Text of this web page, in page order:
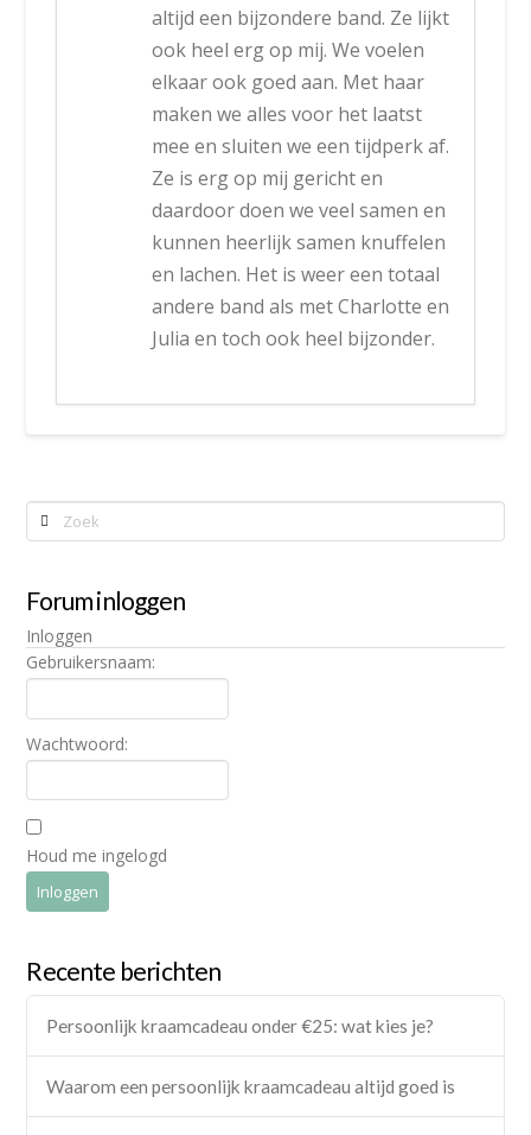
altijd een bijzondere band. Ze lijkt
ook heel erg op mij. We voelen
elkaar ook goed aan. Met haar
maken we alles voor het laatst
mee en sluiten we een tijdperk af.
Ze is erg op mij gericht en
daardoor doen we veel samen en
kunnen heerlijk samen knuffelen
en lachen. Het is weer een totaal
andere band als met Charlotte en
Julia en toch ook heel bijzonder.
Zoek
Forum inloggen
Inloggen
Gebruikersnaam:
Wachtwoord:
Houd me ingelogd
Inloggen
Recente berichten
Persoonlijk kraamcadeau onder €25: wat kies je?
Waarom een persoonlijk kraamcadeau altijd goed is